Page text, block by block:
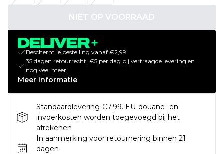
NIET OP VOORRAAD
Bescherm je bestelling vanaf €2,99.
35 dagen retourrecht, €5 per dag bij vertraagde levering en
nog veel meer.
Meer informatie
Standaardlevering €7.99. EU-douane- en
invoerkosten worden toegevoegd bij het
afrekenen
In aanmerking voor retournering binnen 21
dagen